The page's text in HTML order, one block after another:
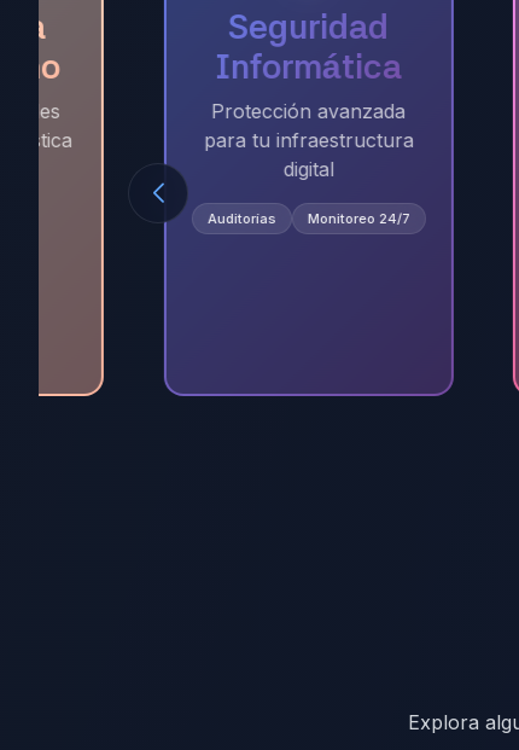
Seguridad
Informática
Protección avanzada
para tu infraestructura
digital
Auditorías Monitoreo 24/7
Explora